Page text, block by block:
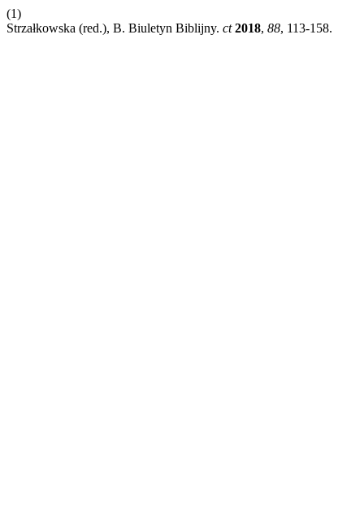
(1)
Strzałkowska (red.), B. Biuletyn Biblijny. ct 2018, 88, 113-158.